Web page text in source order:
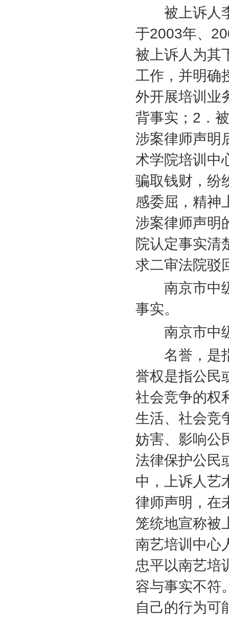
被上诉人
于2003年、
被上诉人为其
工作，并明确
外开展培训业
背事实； 2 ．
涉案律师声明
术学院培训中
骗取钱财，纷
感委屈，精神
涉案律师声明
院认定事实清
求二审法院驳
南京市中级
事实。
南京市中级
名誉，是指
誉权是指公民
社会竞争的权
生活、社会竞
妨害、影响公
法律保护公民
中，上诉人艺
律师声明，在
笼统地宣称被
南艺培训中心
忠平以南艺培
容与事实不符
自己的行为可